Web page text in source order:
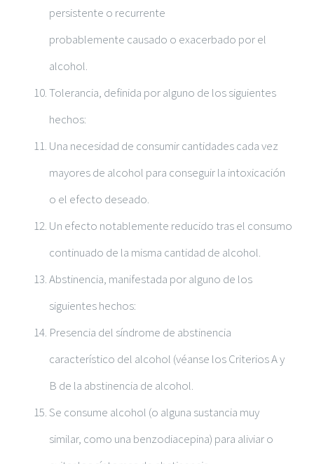
persistente o recurrente
probablemente causado o exacerbado por el
alcohol.
Tolerancia, definida por alguno de los siguientes
hechos:
Una necesidad de consumir cantidades cada vez
mayores de alcohol para conseguir la intoxicación
o el efecto deseado.
Un efecto notablemente reducido tras el consumo
continuado de la misma cantidad de alcohol.
Abstinencia, manifestada por alguno de los
siguientes hechos:
Presencia del síndrome de abstinencia
característico del alcohol (véanse los Criterios A y
B de la abstinencia de alcohol.
Se consume alcohol (o alguna sustancia muy
similar, como una benzodiacepina) para aliviar o